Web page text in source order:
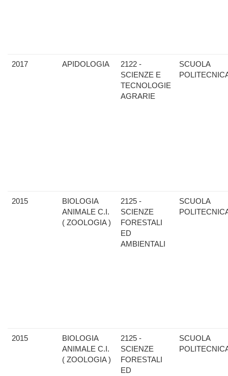
2017 APIDOLOGIA
2122 -
SCIENZE E
TECNOLOGIE
AGRARIE
SCUOLA
2015
BIOLOGIA
ANIMALE C.I.
( ZOOLOGIA )
2125 -
SCIENZE
FORESTALI
ED
AMBIENTALI
SCUOLA
2015
BIOLOGIA
ANIMALE C.I.
( ZOOLOGIA )
2125 -
SCIENZE
FORESTALI
ED
SCUOLA